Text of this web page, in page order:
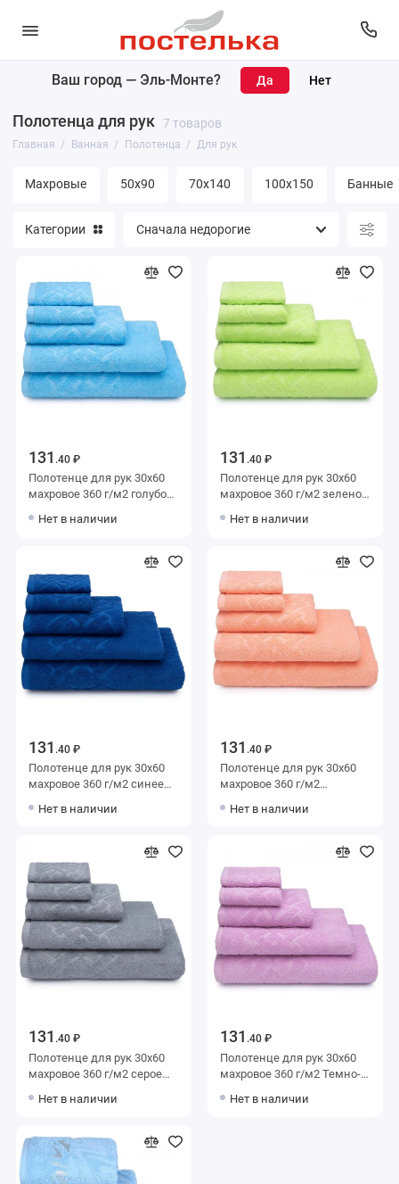
Ваш город — Эль-Монте?
Полотенца для рук 7 товаров
Главная Ванная Полотенца Для рук
Махровые 50х90 70х140 100х150 Банные
Полотенца
Банные принадлежности
Уголки махровые
Категории
131 .40 ₽
Полотенце для рук 30х60
махровое 360 г/м2 голубое
Baldric
Нет в наличии
131 .40 ₽
Полотенце для рук 30х60
махровое 360 г/м2 зеленое
Baldric
Нет в наличии
131 .40 ₽
Полотенце для рук 30х60
махровое 360 г/м2 синее
Baldric
Нет в наличии
131 .40 ₽
Полотенце для рук 30х60
махровое 360 г/м2
мануфактура Baldric
Нет в наличии
131 .40 ₽
Полотенце для рук 30х60
махровое 360 г/м2 серое
Baldric
Нет в наличии
131 .40 ₽
Полотенце для рук 30х60
махровое 360 г/м2 Темно-
мануфактура Baldric
Нет в наличии